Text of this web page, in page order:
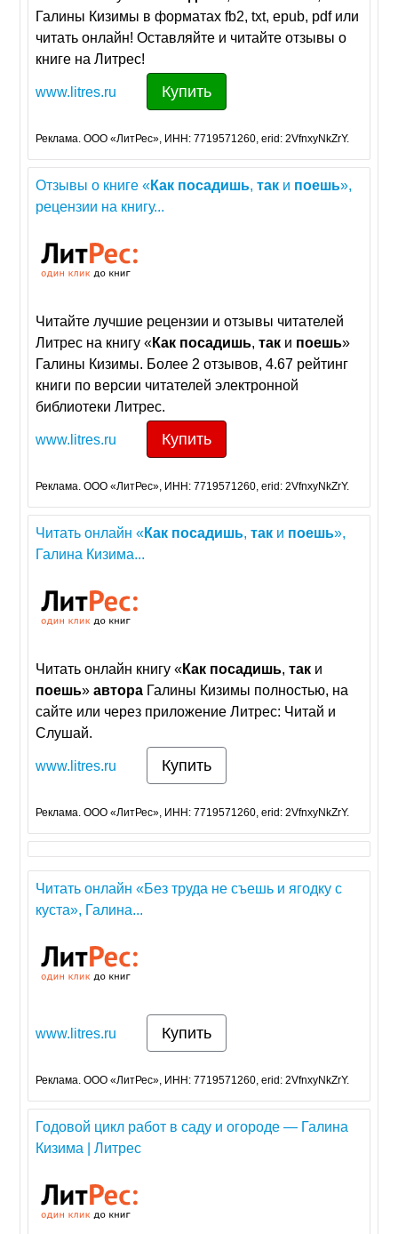
Галины Кизимы в форматах fb2, txt, epub, pdf или
читать онлайн! Оставляйте и читайте отзывы о
книге на Литрес!
www.litres.ru Купить
Реклама. ООО «ЛитРес», ИНН: 7719571260, erid: 2VfnxyNkZrY.
Отзывы о книге «Как посадишь,так и поешь»,
рецензии на книгу...
Читайте лучшие рецензии и отзывы читателей
Литрес на книгу «Как посадишь,так и поешь»
Галины Кизимы. Более 2 отзывов, 4.67 рейтинг
книги по версии читателей электронной
библиотеки Литрес.
www.litres.ru Купить
Реклама. ООО «ЛитРес», ИНН: 7719571260, erid: 2VfnxyNkZrY.
Читать онлайн «Как посадишь,так и поешь»,
Галина Кизима...
Читать онлайн книгу «Как посадишь,так и
поешь»автора Галины Кизимы полностью, на
сайте или через приложение Литрес: Читай и
Слушай.
www.litres.ru Купить
Реклама. ООО «ЛитРес», ИНН: 7719571260, erid: 2VfnxyNkZrY.
Читать онлайн «Без труда не съешь и ягодку с
куста», Галина...
www.litres.ru Купить
Реклама. ООО «ЛитРес», ИНН: 7719571260, erid: 2VfnxyNkZrY.
Годовой цикл работ в саду и огороде — Галина
Кизима | Литрес